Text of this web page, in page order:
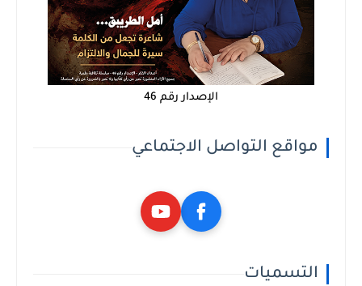
الإصدار رقم 46
مواقع التواصل الاجتماعي
التسميات